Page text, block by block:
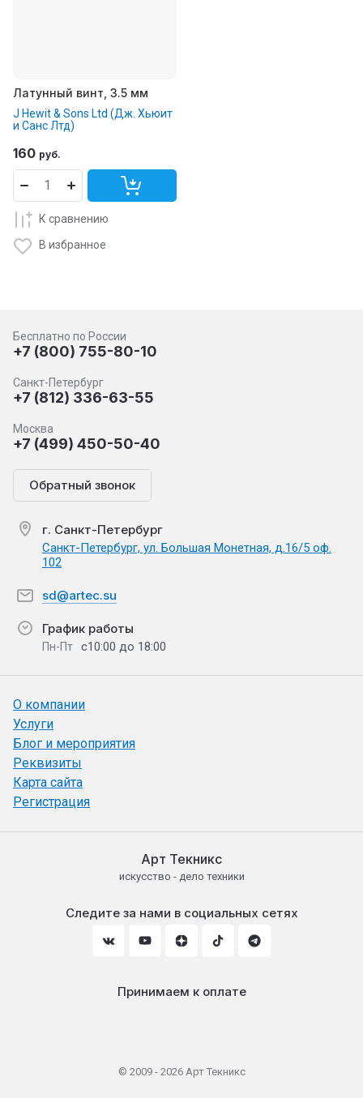
Латунный винт, 3.5 мм
J Hewit & Sons Ltd (Дж. Хьюит
и Санс Лтд)
160 руб.
К сравнению
В избранное
Бесплатно по России
+7 (800) 755-80-10
Санкт-Петербург
+7 (812) 336-63-55
Москва
+7 (499) 450-50-40
Обратный звонок
г. Санкт-Петербург
Санкт-Петербург, ул. Большая Монетная, д.16/5 оф.
102
sd@artec.su
График работы
Пн-Пт с10:00 до 18:00
О компании
Услуги
Блог и мероприятия
Реквизиты
Карта сайта
Регистрация
Арт Текникс
искусство - дело техники
Следите за нами в социальных сетях
Принимаем к оплате
© 2009 - 2026 Арт Текникс